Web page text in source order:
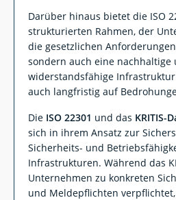
Darüber hinaus bietet die ISO
strukturierten Rahmen, der
die gesetzlichen
sondern auch eine nachhaltige
widerstandsfähige
auch langfristig auf
Die ISO 22301 und das KRITIS-
sich in ihrem Ansatz zur
Sicherheits- und
Infrastrukturen. Während das
Unternehmen zu konkreten
und Meldepflichten verpflichtet,